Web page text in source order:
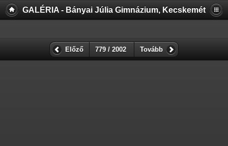
GALÉRIA - Bányai Júlia Gimnázium, Kecskemét
Előző 779 / 2002 Tovább